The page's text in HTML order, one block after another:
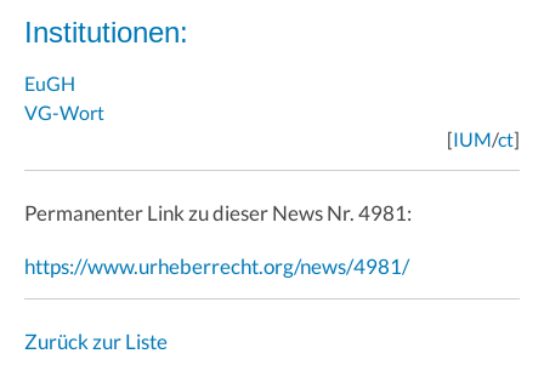
Institutionen:
EuGH
VG-Wort
[IUM/ct]
Permanenter Link zu dieser News Nr. 4981:
https://www.urheberrecht.org/news/4981/
Zurück zur Liste